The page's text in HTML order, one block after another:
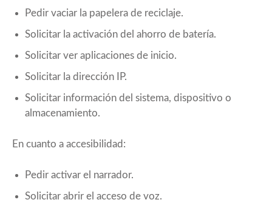
Pedir vaciar la papelera de reciclaje.
Solicitar la activación del ahorro de batería.
Solicitar ver aplicaciones de inicio.
Solicitar la dirección IP.
Solicitar información del sistema, dispositivo o
almacenamiento.
En cuanto a accesibilidad:
Pedir activar el narrador.
Solicitar abrir el acceso de voz.